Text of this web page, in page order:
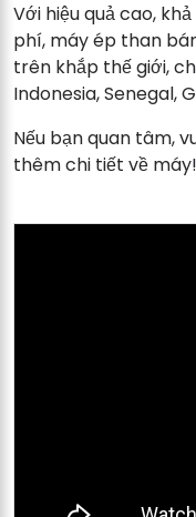
Với hiệu quả cao,
phí, máy ép than
trên khắp thế giới,
Indonesia, Senegal,
Nếu bạn quan tâm,
thêm chi tiết về máy!